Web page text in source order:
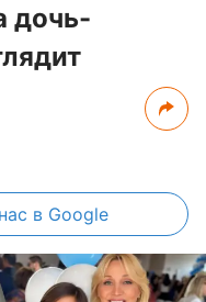
дочь-
в Google